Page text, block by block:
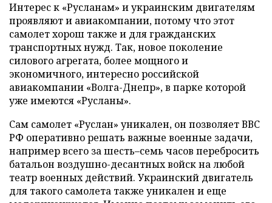
Интерес к «Русланам» и украинским двигателям
проявляют и авиакомпании, потому что этот
самолет хорош также и для гражданских
транспортных нужд. Так, новое поколение
силового агрегата, более мощного и
экономичного, интересно российской
авиакомпании «Волга-Днепр», в парке которой
уже имеются «Русланы».
Сам самолет «Руслан» уникален, он позволяет ВВС
РФ оперативно решать важные военные задачи,
например всего за шесть–семь часов перебросить
батальон воздушно-десантных войск на любой
театр военных действий. Украинский двигатель
для такого самолета также уникален и еще